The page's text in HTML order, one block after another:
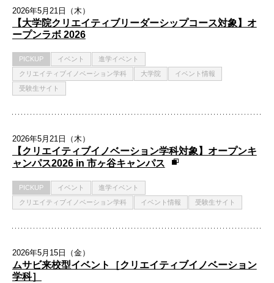
2026年5月21日（木）
【大学院クリエイティブリーダーシップコース対象】オ
ープンラボ 2026
PICKUP イベント
進学イベント
クリエイティブイノベーション学科
大学院
イベント情報
受験生サイト
2026年5月21日（木）
【クリエイティブイノベーション学科対象】オープンキ
ャンパス2026 in 市ヶ谷キャンパス
PICKUP イベント
進学イベント
クリエイティブイノベーション学科
イベント情報 受験生サイト
2026年5月15日（金）
ムサビ来校型イベント［クリエイティブイノベーション
学科］